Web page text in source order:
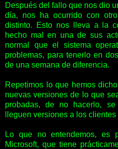
Después del fallo que nos dio
día, nos ha ocurrido con
distinto. Esto nos lleva a la
hecho mal en una de sus
normal que el sistema
problemas, para tenerlo en
de una semana de diferencia.
Repetimos lo que hemos
nuevas versiones de lo que
probadas, de no hacerlo,
lleguen versiones a los
Lo que no entendemos, es
Microsoft, que tiene